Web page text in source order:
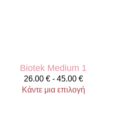
Biotek Medium 1
26.00 €- 45.00 €
Κάντε μια επιλογή